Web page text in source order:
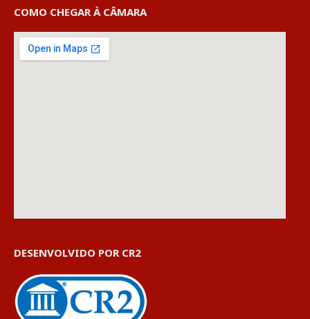
COMO CHEGAR À CÂMARA
DESENVOLVIDO POR CR2